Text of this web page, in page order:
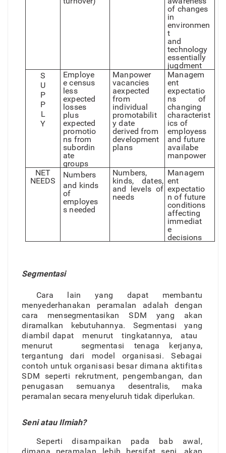
of changes
in
environmen
t
and
technology
essentially
jugdment
S
U
P
P
L
Y
Employe
e census
less
expected
losses
plus
expected
promotio
ns from
subordin
ate
groups
Manpower
vacancies
aexpected
from
individual
promotabilit
y date
derived from
development
plans
Managem
ent
expectatio
ns of
changing
characterist
ics of
employess
and future
availabe
manpower
NET
NEEDS
Numbers
and kinds
of
employes
s needed
Numbers,
kinds, dates,
and levels of
needs
Managem
ent
expectatio
n of future
conditions
affecting
immediat
e
decisions
Segmentasi
Cara lain yang dapat membantu
menyederhanakan peramalan adala h dengan
cara mensegmentasikan SDMyang akan
diramalkan kebutuhannya. Segmentasiyang
diambi dapat menuruttingkatannya, atau
menurut segmentasi tenaga kerjanya,
tergantung dari mode organisasi.
Sebagai
contoh untu korganisasi besar dimana aktifitas
SDM seperti rekrutment, pengembangan, dan
penugasan semuanya desentralis, maka
peramalan secara menyeluru h tidak diperlukan.
Seni atau Ilmiah?
Sepertidisampaikan pada bab awal,